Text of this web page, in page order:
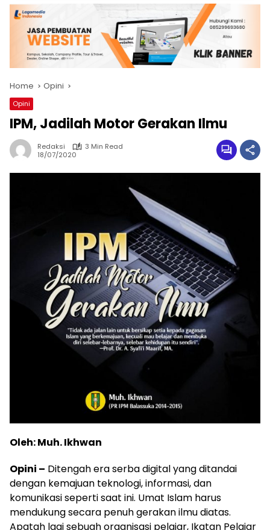
Home Opini
Opini
IPM, Jadilah Motor Gerakan Ilmu
Redaksi
3 Min Read
18/07/2020
Oleh: Muh. Ikhwan
Opini – Ditengah era serba digital yang ditandai
dengan kemajuan teknologi, informasi, dan
komunikasi seperti saat ini. Umat Islam harus
mendukung secara penuh gerakan ilmu diatas.
Apatah lagi sebuah organisasi pelajar, Ikatan Pelajar